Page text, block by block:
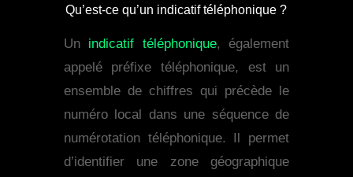
Qu’est-ce qu’un indicatif téléphonique ?
Un indicatif téléphonique, également
appelé préfixe téléphonique, est un
ensemble de chiffres qui précède le
numéro local dans une séquence de
numérotation téléphonique. Il permet
d’identifier une zone géographique